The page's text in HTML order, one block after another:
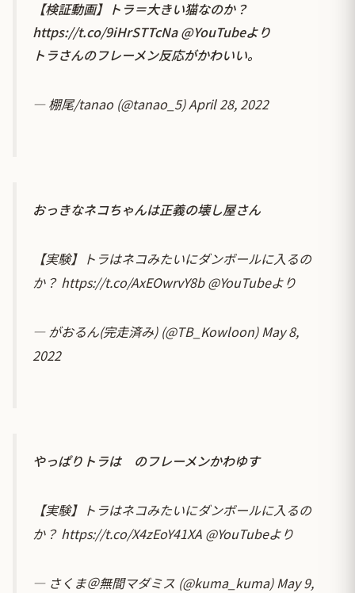
【検証動画】トラ＝大きい猫なのか？
https://t.co/9iHrSTTcNa @YouTubeより
トラさんのフレーメン反応がかわいい。
— 棚尾/tanao (@tanao_5)April 28, 2022
おっきなネコちゃんは正義の壊し屋さん
【実験】トラはネコみたいにダンボールに入るの
か？ https://t.co/AxEOwrvY8b @YouTubeより
— がおるん(完走済み) (@TB_Kowloon)May 8,
2022
やっぱりトラは のフレーメンかわゆす
【実験】トラはネコみたいにダンボールに入るの
か？ https://t.co/X4zEoY41XA @YouTubeより
— さくま＠無間マダミス (@kuma_kuma)May 9,